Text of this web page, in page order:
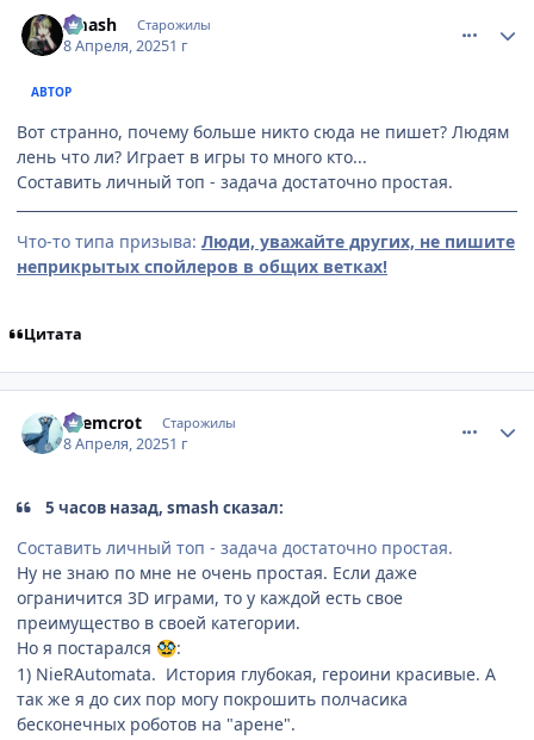
smash Старожилы
8 Апреля, 20251 г
АВТОР
Вот странно, почему больше никто сюда не пишет? Людям
лень что ли? Играет в игры то много кто...
Составить личный топ - задача достаточно простая.
Что-то типа призыва: Люди, уважайте других, не пишите
неприкрытых спойлеров в общих ветках!
Цитата
chemcrot Старожилы
8 Апреля, 20251 г
5 часов назад, smash сказал:
Составить личный топ - задача достаточно простая.
Ну не знаю по мне не очень простая. Если даже
ограничится 3D играми, то у каждой есть свое
преимущество в своей категории.
Но я постарался 🥸:
1) NieRAutomata. История глубокая, героини красивые. А
так же я до сих пор могу покрошить полчасика
бесконечных роботов на "арене".